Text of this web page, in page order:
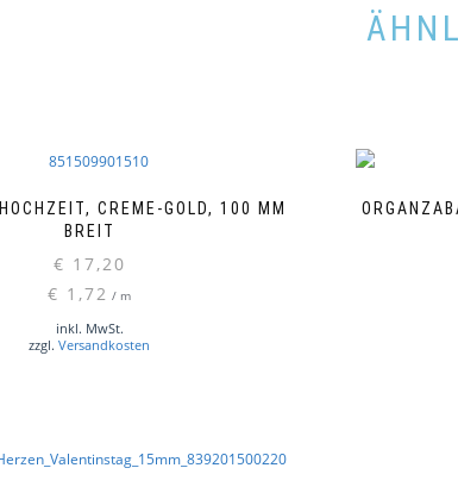
CREME-GOLD, 100 MM
BREIT
€ 17,20
€ 1,72 / m
inkl. MwSt.
zzgl.Versandkosten